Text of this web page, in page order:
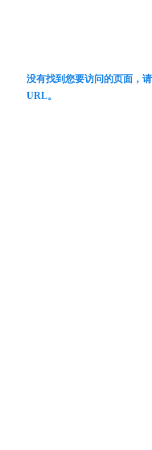
没有找到您要访问的页面，
URL。